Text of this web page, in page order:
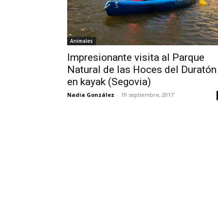
Animales
Impresionante visita al Parque
Natural de las Hoces del Duratón
en kayak (Segovia)
Nadia González - 19 septiembre, 2017